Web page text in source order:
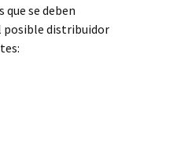
se deben
posible distribuidor